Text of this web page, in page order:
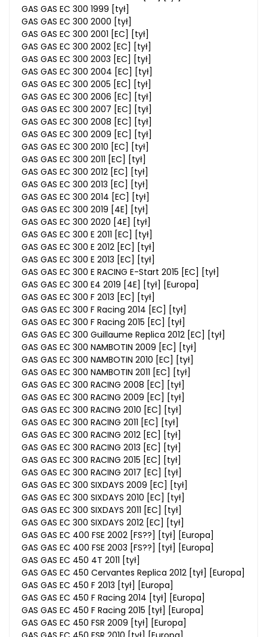
GAS GAS EC 300 1999 [tył]
GAS GAS EC 300 2000 [tył]
GAS GAS EC 300 2001 [EC] [tył]
GAS GAS EC 300 2002 [EC] [tył]
GAS GAS EC 300 2003 [EC] [tył]
GAS GAS EC 300 2004 [EC] [tył]
GAS GAS EC 300 2005 [EC] [tył]
GAS GAS EC 300 2006 [EC] [tył]
GAS GAS EC 300 2007 [EC] [tył]
GAS GAS EC 300 2008 [EC] [tył]
GAS GAS EC 300 2009 [EC] [tył]
GAS GAS EC 300 2010 [EC] [tył]
GAS GAS EC 300 2011 [EC] [tył]
GAS GAS EC 300 2012 [EC] [tył]
GAS GAS EC 300 2013 [EC] [tył]
GAS GAS EC 300 2014 [EC] [tył]
GAS GAS EC 300 2019 [4E] [tył]
GAS GAS EC 300 2020 [4E] [tył]
GAS GAS EC 300 E 2011 [EC] [tył]
GAS GAS EC 300 E 2012 [EC] [tył]
GAS GAS EC 300 E 2013 [EC] [tył]
GAS GAS EC 300 E RACING E-Start 2015 [EC] [tył]
GAS GAS EC 300 E4 2019 [4E] [tył] [Europa]
GAS GAS EC 300 F 2013 [EC] [tył]
GAS GAS EC 300 F Racing 2014 [EC] [tył]
GAS GAS EC 300 F Racing 2015 [EC] [tył]
GAS GAS EC 300 Guillaume Replica 2012 [EC] [tył]
GAS GAS EC 300 NAMBOTIN 2009 [EC] [tył]
GAS GAS EC 300 NAMBOTIN 2010 [EC] [tył]
GAS GAS EC 300 NAMBOTIN 2011 [EC] [tył]
GAS GAS EC 300 RACING 2008 [EC] [tył]
GAS GAS EC 300 RACING 2009 [EC] [tył]
GAS GAS EC 300 RACING 2010 [EC] [tył]
GAS GAS EC 300 RACING 2011 [EC] [tył]
GAS GAS EC 300 RACING 2012 [EC] [tył]
GAS GAS EC 300 RACING 2013 [EC] [tył]
GAS GAS EC 300 RACING 2015 [EC] [tył]
GAS GAS EC 300 RACING 2017 [EC] [tył]
GAS GAS EC 300 SIXDAYS 2009 [EC] [tył]
GAS GAS EC 300 SIXDAYS 2010 [EC] [tył]
GAS GAS EC 300 SIXDAYS 2011 [EC] [tył]
GAS GAS EC 300 SIXDAYS 2012 [EC] [tył]
GAS GAS EC 400 FSE 2002 [FS??] [tył] [Europa]
GAS GAS EC 400 FSE 2003 [FS??] [tył] [Europa]
GAS GAS EC 450 4T 2011 [tył]
GAS GAS EC 450 Cervantes Replica 2012 [tył] [Europa]
GAS GAS EC 450 F 2013 [tył] [Europa]
GAS GAS EC 450 F Racing 2014 [tył] [Europa]
GAS GAS EC 450 F Racing 2015 [tył] [Europa]
GAS GAS EC 450 FSR 2009 [tył] [Europa]